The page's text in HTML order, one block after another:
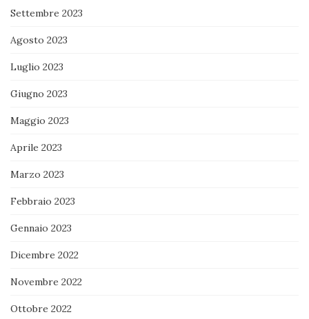
Settembre 2023
Agosto 2023
Luglio 2023
Giugno 2023
Maggio 2023
Aprile 2023
Marzo 2023
Febbraio 2023
Gennaio 2023
Dicembre 2022
Novembre 2022
Ottobre 2022